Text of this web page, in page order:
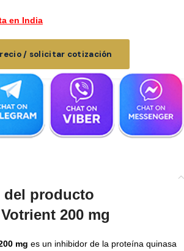
en India
/ solicitar cotización
producto
200 mg
mg es un inhibidor de la proteína quinasa